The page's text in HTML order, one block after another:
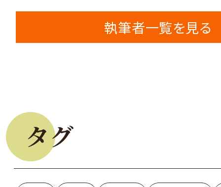
執筆者一覧を見る
タグ